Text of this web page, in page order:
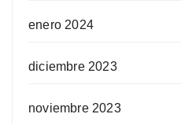
enero 2024
diciembre 2023
noviembre 2023